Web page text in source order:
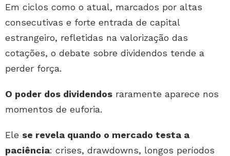
Em ciclos como o atual, marcados por altas
consecutivas e forte entrada de capital
estrangeiro, refletidas na valorização das
cotações, o debate sobre dividendos tende a
perder força.
O poder dos dividendos raramente aparece nos
momentos de euforia.
Ele se revela quando o mercado testa a
paciência: crises, drawdowns, longos períodos